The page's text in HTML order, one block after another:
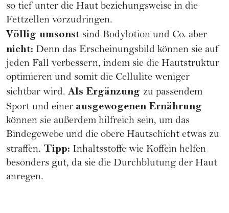
so tief unter die Haut beziehungsweise in die
Fettzellen vorzudringen.
Völlig umsonst sind Bodylotion und Co. aber
nicht: Denn das Erscheinungsbild können sie auf
jeden Fall verbessern, indem sie die Hautstruktur
optimieren und somit die Cellulite weniger
sichtbar wird. Als Ergänzung zu passendem
Sport und einer ausgewogenen Ernährung
können sie außerdem hilfreich sein, um das
Bindegewebe und die obere Hautschicht etwas zu
straffen. Tipp: Inhaltsstoffe wie Koffein helfen
besonders gut, da sie die Durchblutung der Haut
anregen.